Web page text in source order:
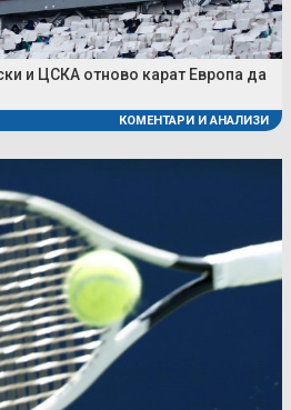
и ЦСКА отново карат Европа да
КОМЕНТАРИ И АНАЛИЗИ